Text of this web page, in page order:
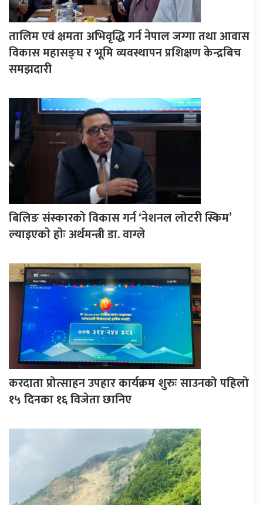
तालिम एवं क्षमता अभिवृद्धि गर्न नेपाल जग्गा तथा आवास
विकास महासङ्घ र भूमि व्यवस्थापन प्रशिक्षण केन्द्रबिच
समझदारी
बिलिङ संस्कारको विकास गर्न ‘नेशनल लोटरी स्किम’
ल्याइएकाे हाेः अर्थमन्त्री डा. वाग्ले
करदाता प्रोत्साहन उपहार कार्यक्रम शुरुः साउनको पहिलो
१५ दिनका १६ विजेता छानिए